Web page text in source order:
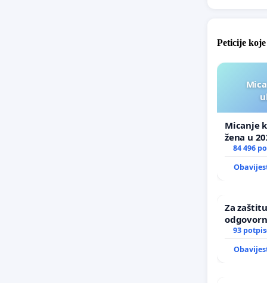
Peticije
Micanje
žena u
84 496
Za
93